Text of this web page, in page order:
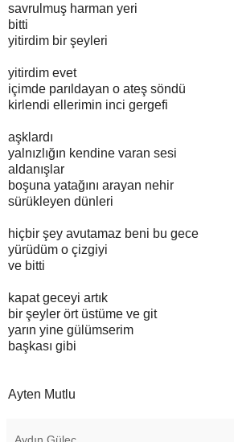
savrulmuş harman yeri
bitti
yitirdim bir şeyleri
yitirdim evet
içimde parıldayan o ateş söndü
kirlendi ellerimin inci gergefi
aşklardı
yalnızlığın kendine varan sesi
aldanışlar
boşuna yatağını arayan nehir
sürükleyen dünleri
hiçbir şey avutamaz beni bu gece
yürüdüm o çizgiyi
ve bitti
kapat geceyi artık
bir şeyler ört üstüme ve git
yarın yine gülümserim
başkası gibi
Ayten Mutlu
Aydın Güleç